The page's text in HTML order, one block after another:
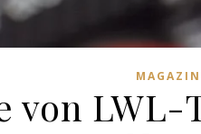
MAGAZIN
von